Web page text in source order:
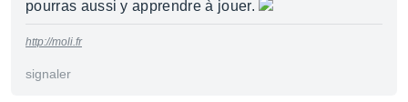
pourras aussi y apprendre à jouer.
http://moli.fr
signaler